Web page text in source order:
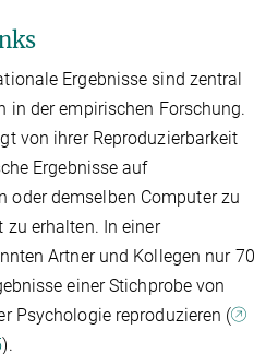
Ergebnisse sind zentral
der empirischen Forschung.
von ihrer Reproduzierbarkeit
Ergebnisse auf
oder demselben Computer zu
erhalten. In einer
Artner und Kollegen nur 70
einer Stichprobe von
Psychologie reproduzieren (
).